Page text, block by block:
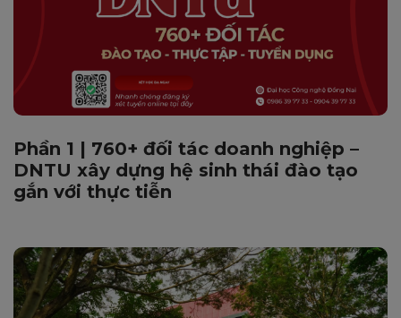
Phần 1 | 760+ đối tác doanh nghiệp –
DNTU xây dựng hệ sinh thái đào tạo
gắn với thực tiễn